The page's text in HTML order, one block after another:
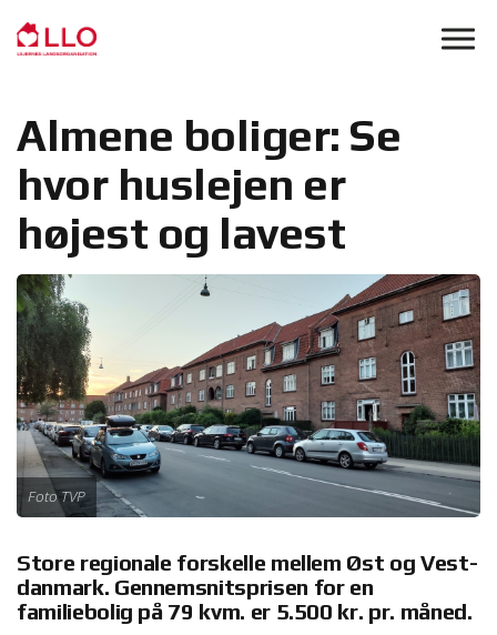
Almene boliger: Se
hvor huslejen er
højest og lavest
Foto TVP
Store regionale forskelle mellem Øst og Vest-
danmark. Gennemsnitsprisen for en
familiebolig på 79 kvm. er 5.500 kr. pr. måned.